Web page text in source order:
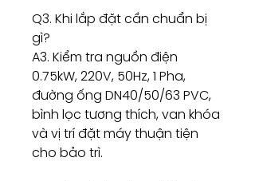
Q3. Khi lắp đặt cần chuẩn bị
gì?
A3. Kiểm tra nguồn điện
0.75kW, 220V, 50Hz, 1 Pha,
đường ống DN40/50/63 PVC,
bình lọc tương thích, van khóa
và vị trí đặt máy thuận tiện
cho bảo trì.